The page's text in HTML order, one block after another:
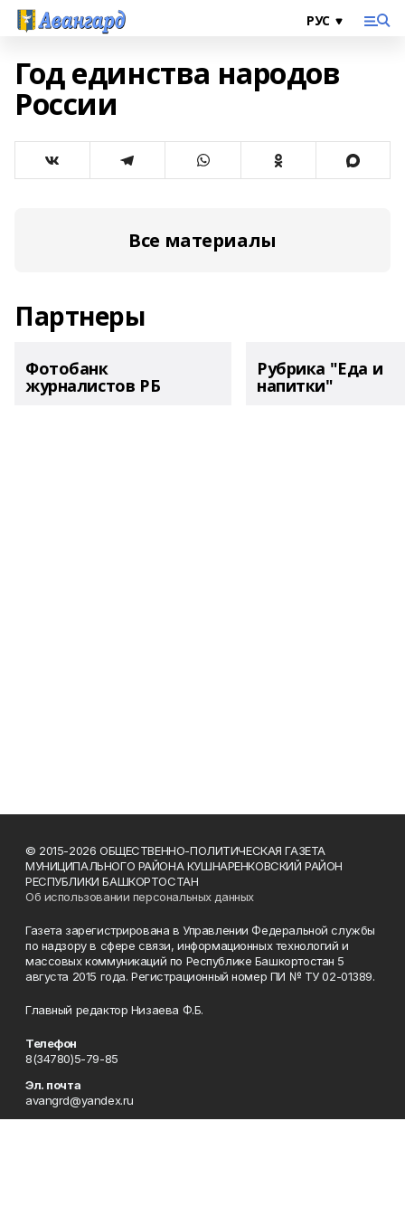
Год единства народов
России
Все материалы
Партнеры
Фотобанк
журналистов РБ
Рубрика "Еда и
напитки"
© 2015-2026 ОБЩЕСТВЕННО-ПОЛИТИЧЕСКАЯ ГАЗЕТА
МУНИЦИПАЛЬНОГО РАЙОНА КУШНАРЕНКОВСКИЙ РАЙОН
РЕСПУБЛИКИ БАШКОРТОСТАН
Об использовании персональных данных
Газета зарегистрирована в Управлении Федеральной службы
по надзору в сфере связи, информационных технологий и
массовых коммуникаций по Республике Башкортостан 5
августа 2015 года. Регистрационный номер ПИ № ТУ 02-01389.
Главный редактор Низаева Ф.Б.
Телефон
8(34780)5-79-85
Эл. почта
avangrd@yandex.ru